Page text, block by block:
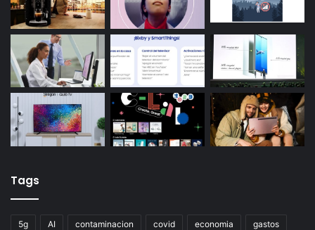
Tags
5g AI contaminacion covid economia gastos